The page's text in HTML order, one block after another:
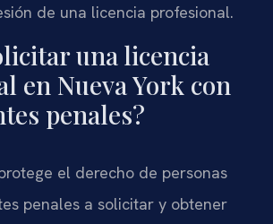
de una licencia profesional.
una licencia
en Nueva York con
penales?
el derecho de personas
penales a solicitar y obtener